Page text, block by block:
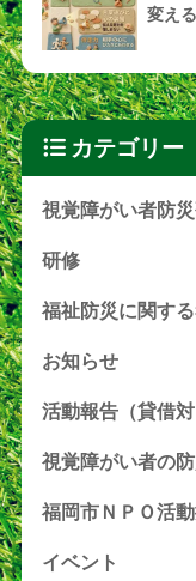
変える
カテゴリー
視覚障がい者防
研修
福祉防災に関す
お知らせ
活動報告（貸借対
視覚障がい者の
福岡市ＮＰＯ活
イベント